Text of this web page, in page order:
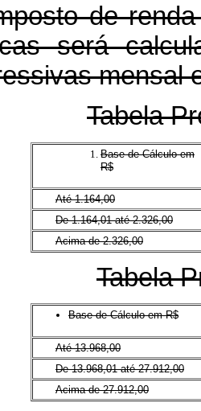
de
será
mensal
Tabela
Base de Cálculo em
R$
Até 1.164,00
De 1.164,01 até 2.326,00
Acima de 2.326,00
Tabela
Base de Cálculo em R$
Até 13.968,00
De 13.968,01 até 27.912,00
Acima de 27.912,00